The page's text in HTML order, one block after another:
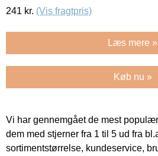
241 kr. (Vis fragtpris)
Læs mere »
Køb nu »
Vi har gennemgået de mest
dem med stjerner fra 1 til 5 ud fra
sortimentstørrelse, kundeservice,